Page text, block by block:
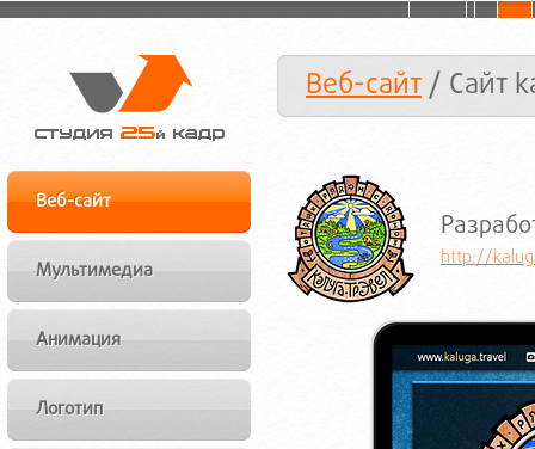
Веб-сайт/ Сайт
Веб-сайт
Мультимедиа
Анимация
Логотип
http://